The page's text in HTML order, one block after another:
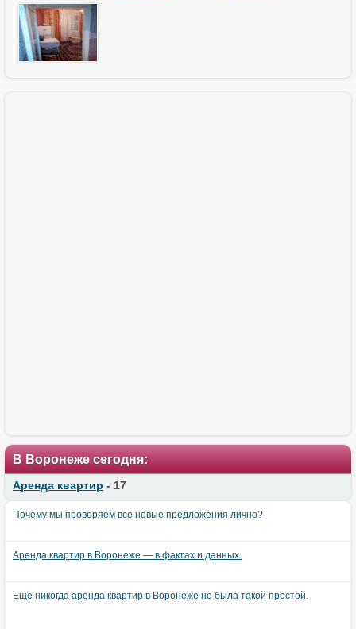
В Воронеже сегодня:
Аренда квартир - 17
Почему мы проверяем все новые предложения лично?
Аренда квартир в Воронеже — в фактах и данных.
Ещё никогда аренда квартир в Воронеже не была такой простой.